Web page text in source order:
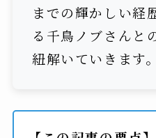
までの輝かしい経
る千鳥ノブさんと
紐解いていきます。